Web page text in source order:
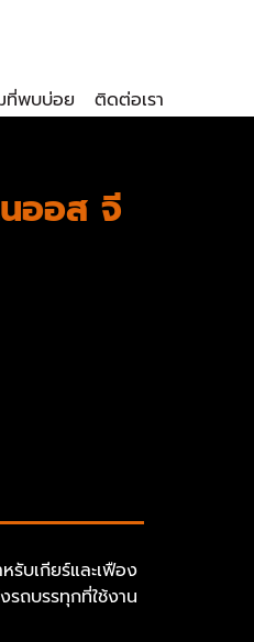
ที่พบบ่อย ติดต่อเรา
นออส จี
บเกียร์และเฟือง
รถบรรทุกที่ใช้งาน